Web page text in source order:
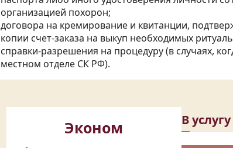
организацией похорон;
договора на кремирование и квитанции,
копии счет-заказа на выкуп необходимых
справки-разрешения на процедуру (в случаях,
местном отделе СК РФ).
Эконом В